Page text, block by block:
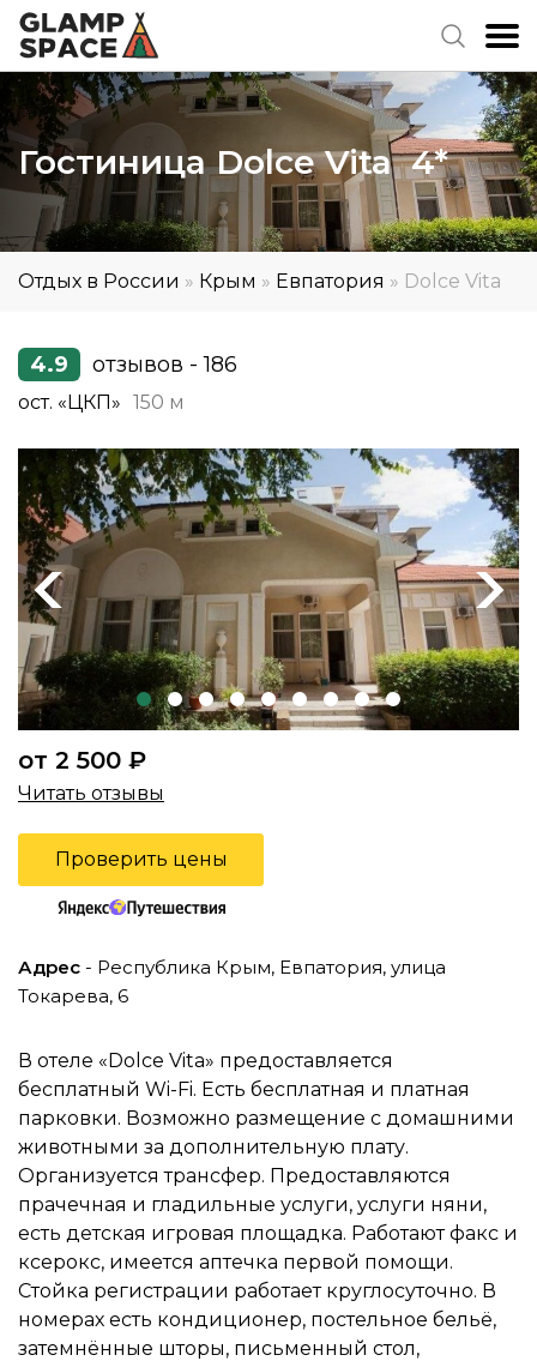
Гостиница Dolce Vita 4*
Отдых в России » Крым » Евпатория » Dolce Vita
4.9 отзывов - 186
ост. «ЦКП» 150 м
Previous Next
от 2 500 ₽
Читать отзывы
Проверить цены
Адрес - Республика Крым, Евпатория, улица
Токарева, 6
В отеле «Dolce Vita» предоставляется
бесплатный Wi-Fi. Есть бесплатная и платная
парковки. Возможно размещение с домашними
животными за дополнительную плату.
Организуется трансфер. Предоставляются
прачечная и гладильные услуги, услуги няни,
есть детская игровая площадка. Работают факс и
ксерокс, имеется аптечка первой помощи.
Стойка регистрации работает круглосуточно. В
номерах есть кондиционер, постельное бельё,
затемнённые шторы, письменный стол,